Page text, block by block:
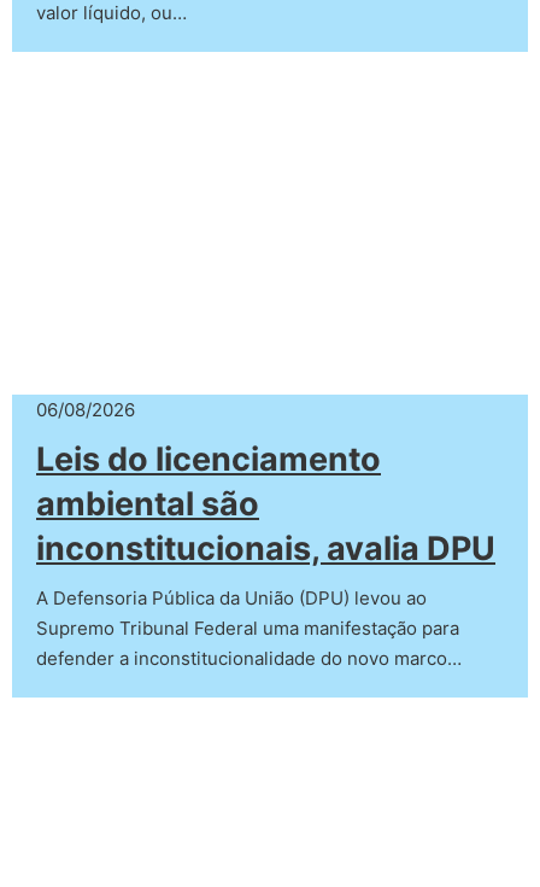
valor líquido, ou…
06/08/2026
Leis do licenciamento
ambiental são
inconstitucionais, avalia DPU
A Defensoria Pública da União (DPU) levou ao
Supremo Tribunal Federal uma manifestação para
defender a inconstitucionalidade do novo marco…